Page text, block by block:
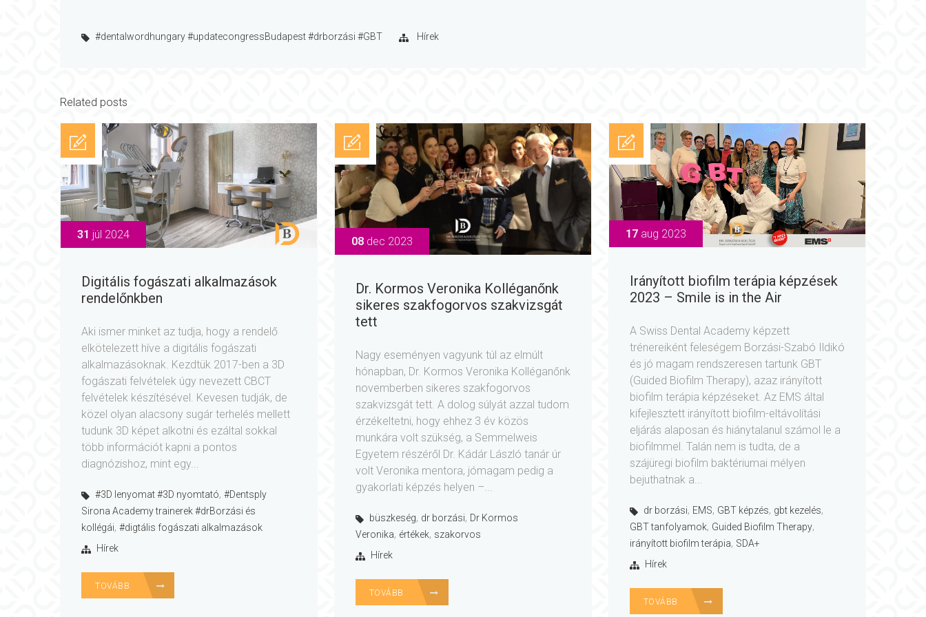
#dentalwordhungary #updatecongressBudapest #drborzási #GBT Hírek
Related posts
31 júl 2024
Digitális fogászati alkalmazások
rendelőnkben
Aki ismer minket az tudja, hogy a rendelő
elkötelezett híve a digitális fogászati
alkalmazásoknak. Kezdtük 2017-ben a 3D
fogászati felvételek úgy nevezett CBCT
felvételek készítésével. Kevesen tudják, de
közel olyan alacsony sugár terhelés mellett
tudunk 3D képet alkotni és ezáltal sokkal
több információt kapni a pontos
diagnózishoz, mint egy...
#3D lenyomat #3D nyomtató, #Dentsply
Sirona Academy trainerek #drBorzási és
kollégái, #digtális fogászati alkalmazások
Hírek
TOVÁBB
08 dec 2023
Dr. Kormos Veronika Kolléganőnk
sikeres szakfogorvos szakvizsgát
tett
Nagy eseményen vagyunk túl az elmúlt
hónapban, Dr. Kormos Veronika Kolléganőnk
novemberben sikeres szakfogorvos
szakvizsgát tett. A dolog súlyát azzal tudom
érzékeltetni, hogy ehhez 3 év közös
munkára volt szükség, a Semmelweis
Egyetem részéről Dr. Kádár László tanár úr
volt Veronika mentora, jómagam pedig a
gyakorlati képzés helyen –...
büszkeség, dr borzási, Dr Kormos
Veronika, értékek, szakorvos
Hírek
TOVÁBB
17 aug 2023
Irányított biofilm terápia képzések
2023 – Smile is in the Air
A Swiss Dental Academy képzett
trénereiként feleségem Borzási-Szabó Ildikó
és jó magam rendszeresen tartunk GBT
(Guided Biofilm Therapy), azaz irányított
biofilm terápia képzéseket. Az EMS által
kifejlesztett irányított biofilm-eltávolítási
eljárás alaposan és hiánytalanul számol le a
biofilmmel. Talán nem is tudta, de a
szájüregi biofilm baktériumai mélyen
bejuthatnak a...
dr borzási, EMS, GBT képzés, gbt kezelés,
GBT tanfolyamok, Guided Biofilm Therapy,
irányított biofilm terápia, SDA+
Hírek
TOVÁBB